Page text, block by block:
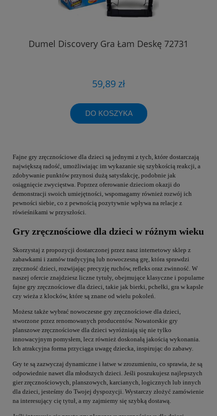
Dumel Discovery Gra Łam Deskę 72731
59,89 zł
DO KOSZYKA
Fajne gry zręcznościowe dla dzieci są jednymi z tych, które dostarczają
największą radość, umożliwiając im wykazanie się szybkością reakcji, a
zdobywanie punktów przynosi dużą satysfakcję, podobnie jak
osiągnięcie zwycięstwa. Poprzez oferowanie dzieciom okazji do
demonstracji swoich umiejętności, wspomagamy również rozwój ich
pewności siebie, co z pewnością pozytywnie wpływa na relacje z
rówieśnikami w przyszłości.
Gry zręcznościowe dla dzieci w różnym wieku
Skorzystaj z propozycji dostarczonej przez nasz internetowy sklep z
zabawkami i zamów tradycyjną lub nowoczesną grę, która sprawdzi
zręczność dzieci, rozwijając precyzję ruchów, refleks oraz zwinność. W
naszej ofercie znajdziesz liczne tytuły, obejmujące klasyczne i popularne
fajne gry zręcznościowe dla dzieci, takie jak bierki, pchełki, gra w kapsle
czy wieża z klocków, które są znane od wielu pokoleń.
Możesz także wybrać nowoczesne gry zręcznościowe dla dzieci,
stworzone przez renomowanych producentów. Nowatorskie gry
planszowe zręcznościowe dla dzieci wyróżniają się nie tylko
innowacyjnym pomysłem, lecz również doskonałą jakością wykonania.
Ich atrakcyjna forma przyciąga uwagę dziecka, inspirując do zabawy.
Gry te są zazwyczaj dynamiczne i łatwe w zrozumieniu, co sprawia, że są
odpowiednie nawet dla młodszych dzieci. Jeśli poszukujesz najlepszych
gier zręcznościowych, planszowych, karcianych, logicznych lub innych
dla dzieci, jesteśmy do Twojej dyspozycji. Wystarczy złożyć zamówienie
na interesujący cię tytuł, a my zajmiemy się szybką dostawą.